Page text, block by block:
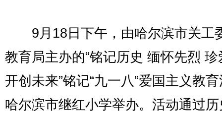
9月18日下午，由哈尔滨市关工
教育局主办的“铭记历史 缅怀先烈 珍
开创未来”铭记“九一八”爱国主义教
哈尔滨市继红小学举办。活动通过